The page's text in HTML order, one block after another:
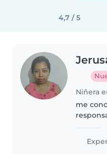
4,7 / 5
Niñera
me
todo